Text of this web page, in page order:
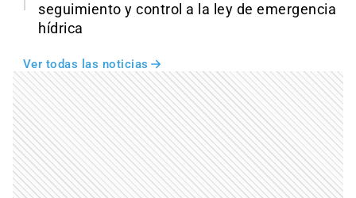
seguimiento y control a la ley de emergencia
hídrica
Ver todas las noticias